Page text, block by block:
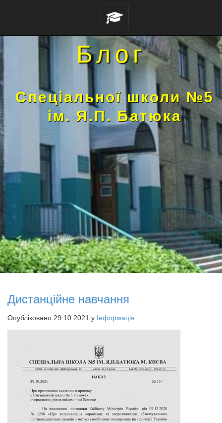
Блог
Спеціальної школи №5
ім. Я.П. Батюка
Дистанційне навчання
Опубліковано 29.10.2021 у Інформація